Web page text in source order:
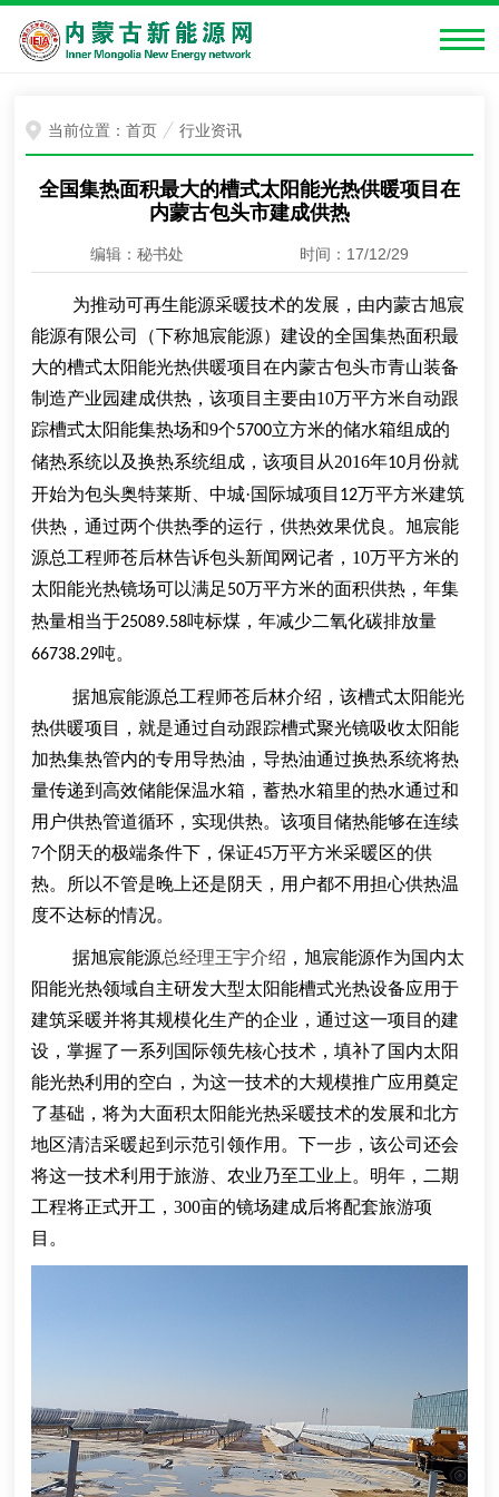
当前位置：首页 行业资讯
全国集热面积最大的槽式太阳能光热供暖项目在
内蒙古包头市建成供热
编辑：秘书处 时间：17/12/29
为推动可再生能源采暖技术的发展 ，由内蒙古旭宸
能源有限公司
（下称旭宸能源）建设的全国集热面积最
大的槽式太阳能光热供暖项目在内蒙古包头市青山装备
制造产业园建成供热 ，该项目 主要由10万平方米自动跟
踪槽式太阳能集热场和9个5700立方米的储水箱组成的
储热系统以及换热系统组成 ，该项目 从2016年10月份就
开始为包头奥特莱斯、中城·国际城项目 12万平方米建筑
供热 ，通过两个供热季的运行，供热效果优良 。旭宸能
源总工程师苍后林告诉包头新闻网记者， 10万平方米的
太阳能光热镜场可以满足50万平方米的面积供热，年集
热量相当于25089.58吨标煤，年减少二氧化碳排放量
66738.29吨。
据旭宸能源总工程师苍后林介绍，该槽式太阳能光
热供暖项目，就是通过自动跟踪槽式聚光镜吸收太阳能
加热集热管内的专用导热油，导热油通过换热系统将热
量传递到高效储能保温水箱 ，蓄热水箱里的热水通过和
用户供热管道循环，实现供热。该项目储热能够在连续
7个阴天的极端条件下，保证45万平方米采暖区的供
热。所以不管是晚上还是阴天，用户都不用担心供热温
度不达标的情况。
据旭宸能源总经理王宇介绍 ，旭宸能源作为国内太
阳能光热领域自主研发大型太阳能槽式光热设备应用于
建筑采暖并将其规模化生产的企业，通过这一项目的建
设，掌握了一系列国际领先核心技术，填补了国内太阳
能光热利用的空白 ， 为这一技术的大规模推广应用奠定
了基础 ，将为大面积太阳能光热采暖技术的发展和北方
地区清洁采暖起到示范引领作用。下一步，该公司还会
将这一技术利用于旅游、农业乃至工业上。明年，二期
工程将正式开工，300亩的镜场建成后将配套旅游项
目。